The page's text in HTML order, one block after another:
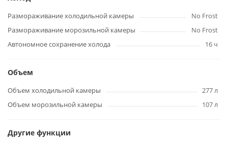
Размораживание холодильной камеры
No Frost
Размораживание морозильной камеры
No Frost
Автономное сохранение холода
16 ч
Объем
Объем холодильной камеры
277 л
Объем морозильной камеры
107 л
Другие функции